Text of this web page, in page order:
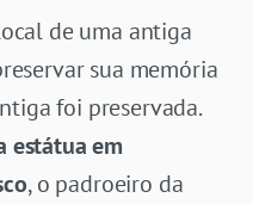
de uma antiga
sua memória
foi preservada.
estátua em
, o padroeiro da